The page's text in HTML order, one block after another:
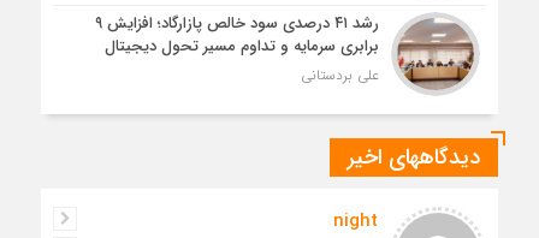
رشد ۴۱ درصدی سود خالص پازارگاد؛ افزایش ۹
برابری سرمایه و تداوم مسیر تحول دیجیتال
علی بردستانی
دیدگاههای اخیر
night